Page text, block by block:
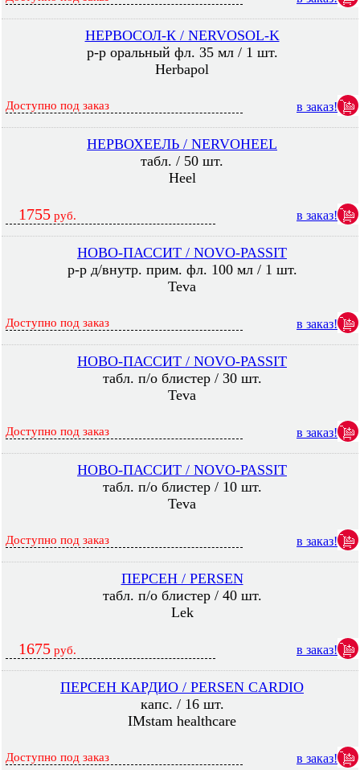
НЕРВОСОЛ-К / NERVOSOL-K
р-р оральный фл. 35 мл / 1 шт.
Herbapol
Доступно под заказ в заказ!
НЕРВОХЕЕЛЬ / NERVOHEEL
табл. / 50 шт.
Heel
1755 руб. в заказ!
НОВО-ПАССИТ / NOVO-PASSIT
р-р д/внутр. прим. фл. 100 мл / 1 шт.
Teva
Доступно под заказ в заказ!
НОВО-ПАССИТ / NOVO-PASSIT
табл. п/о блистер / 30 шт.
Teva
Доступно под заказ в заказ!
НОВО-ПАССИТ / NOVO-PASSIT
табл. п/о блистер / 10 шт.
Teva
Доступно под заказ в заказ!
ПЕРСЕН / PERSEN
табл. п/о блистер / 40 шт.
Lek
1675 руб. в заказ!
ПЕРСЕН КАРДИО / PERSEN CARDIO
капс. / 16 шт.
IMstam healthcare
Доступно под заказ в заказ!